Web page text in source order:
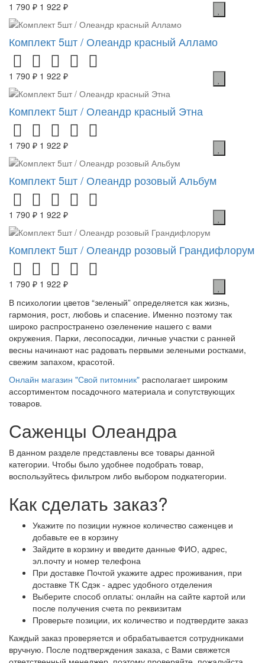
1 790 ₽ 1 922 ₽
Комплект 5шт / Олеандр красный Алламо
1 790 ₽ 1 922 ₽
Комплект 5шт / Олеандр красный Этна
1 790 ₽ 1 922 ₽
Комплект 5шт / Олеандр розовый Альбум
1 790 ₽ 1 922 ₽
Комплект 5шт / Олеандр розовый Грандифлорум
1 790 ₽ 1 922 ₽
В психологии цветов “зеленый” определяется как жизнь,
гармония, рост, любовь и спасение. Именно поэтому так
широко распространено озеленение нашего с вами
окружения. Парки, лесопосадки, личные участки с ранней
весны начинают нас радовать первыми зелеными ростками,
свежим запахом, красотой.
Онлайн магазин "Свой питомник" располагает широким
ассортиментом посадочного материала и сопутствующих
товаров.
Саженцы Олеандра
В данном разделе представлены все товары данной
категории. Чтобы было удобнее подобрать товар,
воспользуйтесь фильтром либо выбором подкатегории.
Как сделать заказ?
Укажите по позиции нужное количество саженцев и
добавьте ее в корзину
Зайдите в корзину и введите данные ФИО, адрес,
эл.почту и номер телефона
При доставке Почтой укажите адрес проживания, при
доставке ТК Сдэк - адрес удобного отделения
Выберите способ оплаты: онлайн на сайте картой или
после получения счета по реквизитам
Проверьте позиции, их количество и подтвердите заказ
Каждый заказ проверяется и обрабатывается сотрудниками
вручную. После подтверждения заказа, с Вами свяжется